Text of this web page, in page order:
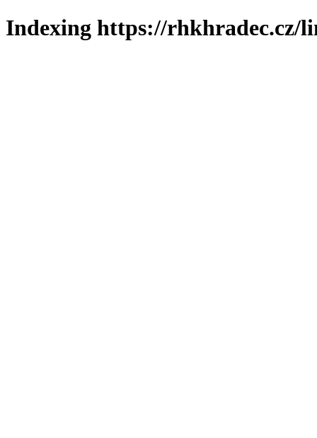
Indexing https://rhkhradec.cz/